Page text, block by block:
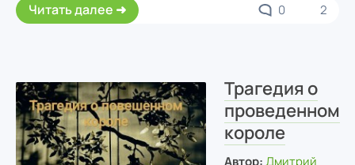
Читать далее 0 2
Трагедия о
проведенном
короле
Автор: Дмитрий